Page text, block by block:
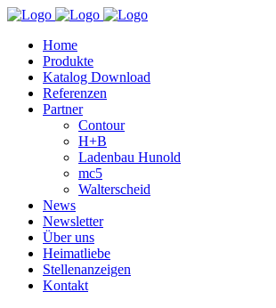
Home
Produkte
Katalog Download
Referenzen
Partner
Contour
H+B
Ladenbau Hunold
mc5
Walterscheid
News
Newsletter
Über uns
Heimatliebe
Stellenanzeigen
Kontakt